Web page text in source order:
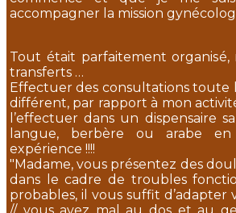
accompagner la mission
Tout était parfaitement organisé,
transferts …
Effectuer des consultations toute
différent, par rapport à mon
l’effectuer dans un dispensaire
langue, berbère ou arabe
expérience !!!!
"Madame, vous présentez des
dans le cadre de troubles
probables, il vous suffit d’adapter